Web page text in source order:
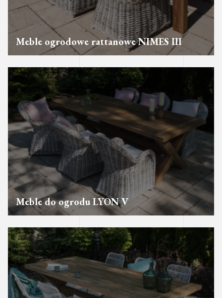
Meble ogrodowe rattanowe NIMES III
Meble do ogrodu LYON V